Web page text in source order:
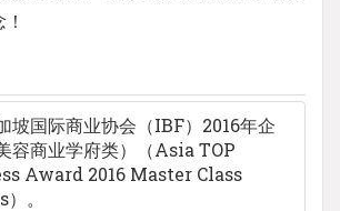
坡国际商业协会（IBF）2016年企
容商业学府类）（Asia TOP
Award 2016 Master Class
。